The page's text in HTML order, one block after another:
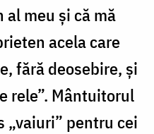
al meu și că mă
acela care
fără deosebire, și
rele”. Mântuitorul
„vaiuri” pentru cei